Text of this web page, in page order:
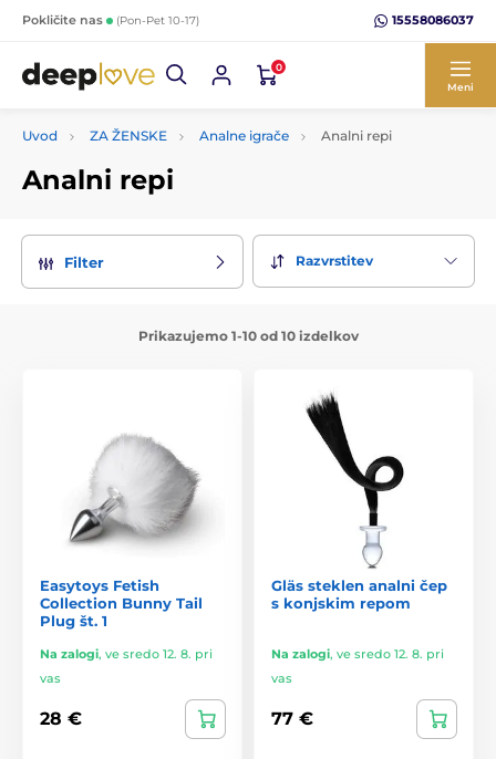
Pokličite nas (Pon-Pet 10-17) 15558086037
0
Meni
Uvod ZA ŽENSKE Analne igrače Analni repi
Analni repi
Filter Razvrstitev
Prikazujemo 1-10 od 10 izdelkov
Easytoys Fetish
Collection Bunny Tail
Plug št. 1
Na zalogi, ve sredo 12. 8. pri
vas
28 €
Gläs steklen analni čep
s konjskim repom
Na zalogi, ve sredo 12. 8. pri
vas
77 €